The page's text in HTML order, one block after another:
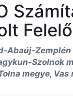
Abaúj-
Szolnok
megye,